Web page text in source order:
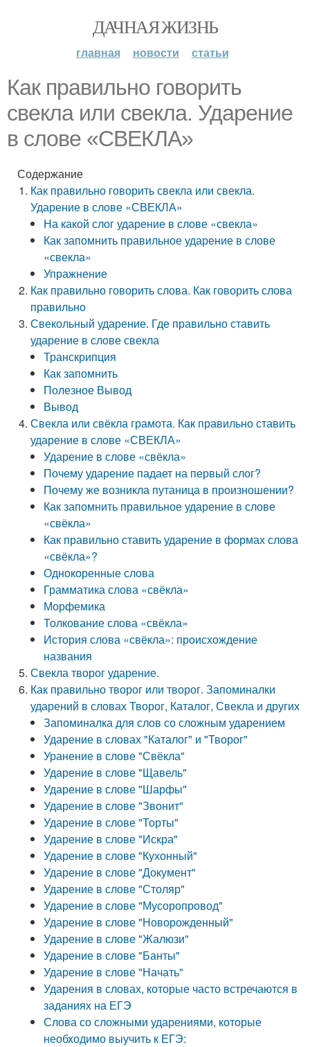
ДАЧНАЯ ЖИЗНЬ
главная новости статьи
Как правильно говорить
свекла или свекла. Ударение
в слове «СВЕКЛА»
Содержание
Как правильно говорить свекла или свекла.
Ударение в слове «СВЕКЛА»
На какой слог ударение в слове «свекла»
Как запомнить правильное ударение в слове
«свекла»
Упражнение
Как правильно говорить слова. Как говорить слова
правильно
Свекольный ударение. Где правильно ставить
ударение в слове свекла
Транскрипция
Как запомнить
Полезное Вывод
Вывод
Свекла или свёкла грамота. Как правильно ставить
ударение в слове «СВЕКЛА»
Ударение в слове «свёкла»
Почему ударение падает на первый слог?
Почему же возникла путаница в произношении?
Как запомнить правильное ударение в слове
«свёкла»
Как правильно ставить ударение в формах слова
«свёкла»?
Однокоренные слова
Грамматика слова «свёкла»
Морфемика
Толкование слова «свёкла»
История слова «свёкла»: происхождение
названия
Свекла творог ударение.
Как правильно творог или творог. Запоминалки
ударений в словах Творог, Каталог, Свекла и других
Запоминалка для слов со сложным ударением
Ударение в словах "Каталог" и "Творог"
Уранение в слове "Свёкла"
Ударение в слове "Щавель"
Ударение в слове "Шарфы"
Ударение в слове "Звонит"
Ударение в слове "Торты"
Ударение в слове "Искра"
Ударение в слове "Кухонный"
Ударение в слове "Документ"
Ударение в слове "Столяр"
Ударение в слове "Мусоропровод"
Ударение в слове "Новорожденный"
Ударение в слове "Жалюзи"
Ударение в слове "Банты"
Ударение в слове "Начать"
Ударения в словах, которые часто встречаются в
заданиях на ЕГЭ
Слова со сложными ударениями, которые
необходимо выучить к ЕГЭ: